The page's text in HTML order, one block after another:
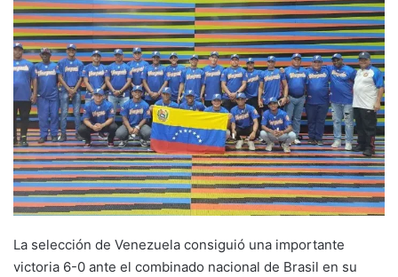
La selección de Venezuela consiguió una importante
victoria 6-0 ante el combinado nacional de Brasil en su